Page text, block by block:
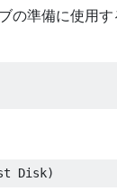
の準備に使用